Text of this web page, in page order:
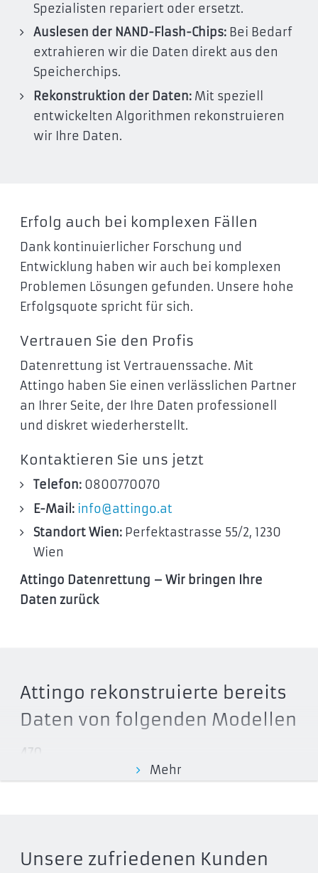
Spezialisten repariert oder ersetzt.
Auslesen der NAND-Flash-Chips:Bei Bedarf
extrahieren wir die Daten direkt aus den
Speicherchips.
Rekonstruktion der Daten:Mit speziell
entwickelten Algorithmen rekonstruieren
wir Ihre Daten.
Erfolg auch bei komplexen Fällen
Dank kontinuierlicher Forschung und
Entwicklung haben wir auch bei komplexen
Problemen Lösungen gefunden. Unsere hohe
Erfolgsquote spricht für sich.
Vertrauen Sie den Profis
Datenrettung ist Vertrauenssache. Mit
Attingo haben Sie einen verlässlichen Partner
an Ihrer Seite, der Ihre Daten professionell
und diskret wiederherstellt.
Kontaktieren Sie uns jetzt
Telefon:0800770070
E-Mail: info@attingo.at
Standort Wien:Perfektastrasse 55/2, 1230
Wien
Attingo Datenrettung – Wir bringen Ihre
Daten zurück
Attingo rekonstruierte bereits
Daten von folgenden Modellen
470
MZ-7PC064
Mehr
Unsere zufriedenen Kunden